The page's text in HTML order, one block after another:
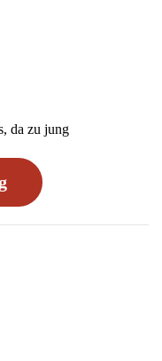
da zu jung